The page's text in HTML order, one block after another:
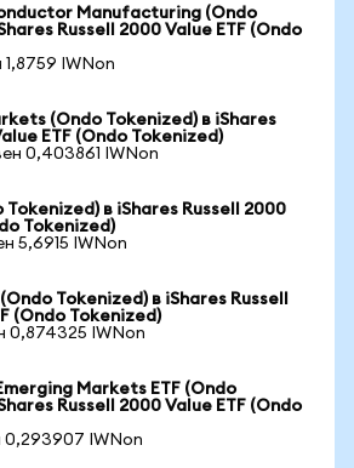
Manufacturing (Ondo
Russell 2000 Value ETF (Ondo
1,8759 IWNon
(Ondo Tokenized) в iShares
ETF (Ondo Tokenized)
0,403861 IWNon
Tokenized) в iShares Russell 2000
Tokenized)
5,6915 IWNon
Tokenized) в iShares Russell
(Ondo Tokenized)
0,874325 IWNon
Markets ETF (Ondo
Russell 2000 Value ETF (Ondo
0,293907 IWNon